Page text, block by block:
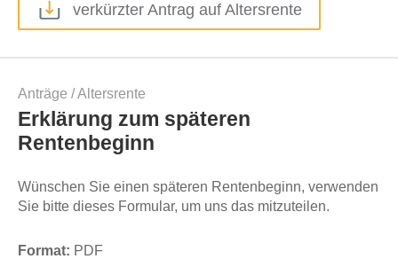
verkürzter Antrag auf Altersrente
Anträge /Altersrente
Erklärung zum späteren
Rentenbeginn
Wünschen Sie einen späteren Rentenbeginn, verwenden
Sie bitte dieses Formular, um uns das mitzuteilen.
Format: PDF